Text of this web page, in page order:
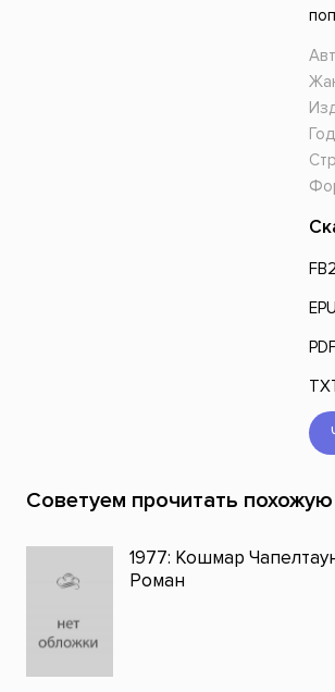
FB2
Советуем прочитать
1977: Кошмар
Роман